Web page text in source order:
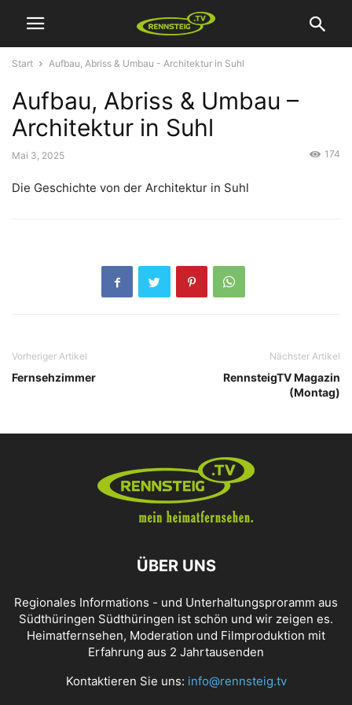
Start Aufbau, Abriss & Umbau - Architektur in Suhl
Aufbau, Abriss & Umbau –
Architektur in Suhl
Mai 3, 2025 174
Die Geschichte von der Architektur in Suhl
Vorheriger Artikel
Fernsehzimmer
Nächster Artikel
RennsteigTV Magazin
(Montag)
ÜBER UNS
Regionales Informations - und Unterhaltungsproramm aus
Südthüringen Südthüringen ist schön und wir zeigen es.
Heimatfernsehen, Moderation und Filmproduktion mit
Erfahrung aus 2 Jahrtausenden
Kontaktieren Sie uns: info@rennsteig.tv